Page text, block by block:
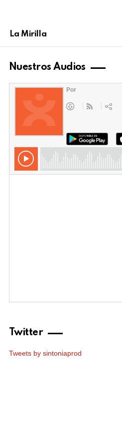
La Mirilla
Nuestros Audios
Twitter
Tweets by sintoniaprod